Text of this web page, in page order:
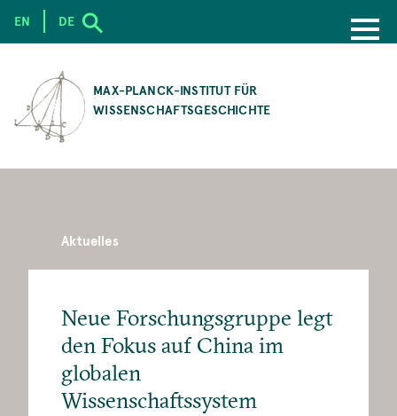
CONTENT
MAX-PLANCK-INSTITUT FÜR
WISSENSCHAFTSGESCHICHTE
EN DE
Aktuelles
Neue Forschungsgruppe legt
den Fokus auf China im
globalen
Wissenschaftssystem